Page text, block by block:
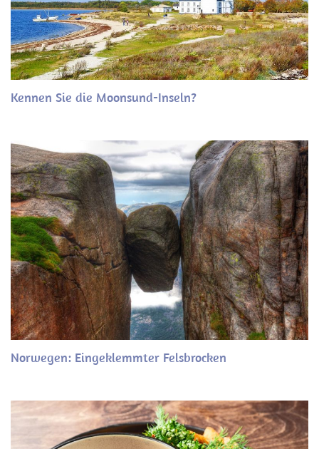
Kennen Sie die Moonsund-Inseln?
Norwegen: Eingeklemmter Felsbrocken